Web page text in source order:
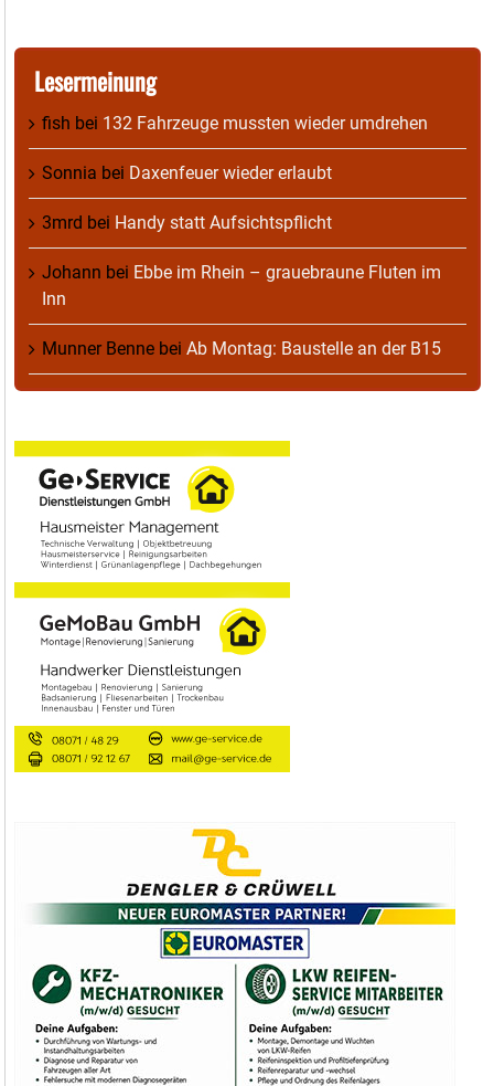
Lesermeinung
fish bei 132 Fahrzeuge mussten wieder umdrehen
Sonnia bei Daxenfeuer wieder erlaubt
3mrd bei Handy statt Aufsichtspflicht
Johann bei Ebbe im Rhein – grauebraune Fluten im
Inn
Munner Benne bei Ab Montag: Baustelle an der B15